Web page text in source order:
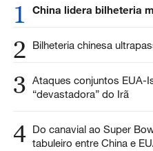
1 China lidera bilheteria
2 Bilheteria chinesa
3 Ataques conjuntos EUA-
“devastadora” do Irã
4 Do canavial ao Super
tabuleiro entre China e